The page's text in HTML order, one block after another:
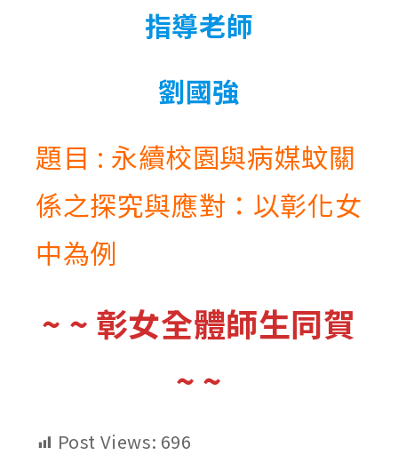
指導老師
劉國強
題目 : 永續校園與病媒蚊關
係之探究與應對：以彰化女
中為例
~ ~ 彰女全體師生同賀
~ ~
Post Views: 696